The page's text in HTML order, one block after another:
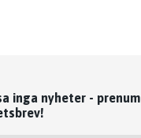
inga nyheter -